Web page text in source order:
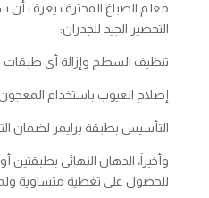
معلم الصباغ المحترف يعرف أن سر
التحضير الجيد للجدران:
تنظيف السطح وإزالة أي
إصلاح العيوب باستخدام
التأسيس بطبقة برايمر لضمان
وأخيراً، الدهان النهائي بطبقتين
للحصول على تغطية متساوية